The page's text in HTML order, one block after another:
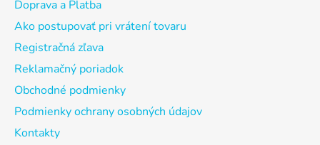
Doprava a Platba
Ako postupovať pri vrátení tovaru
Registračná zľava
Reklamačný poriadok
Obchodné podmienky
Podmienky ochrany osobných údajov
Kontakty